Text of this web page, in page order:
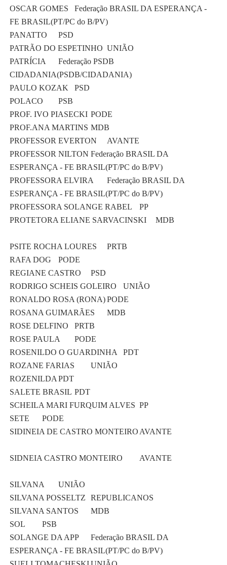
OSCAR GOMES
Federação BRASIL DA ESPERANÇA -
FE BRASIL(PT/PC do B/PV)
PANATTO
PSD
PATRÃO DO ESPETINHO UNIÃO
PATRÍCIA
Federação PSDB
CIDADANIA(PSDB/CIDADANIA)
PAULO KOZAK
PSD
POLACO
PSB
PROF. IVO PIASECKI PODE
PROF.ANA MARTINS MDB
PROFESSOR EVERTON
AVANTE
PROFESSOR NILTON Federação BRASIL DA
ESPERANÇA - FE BRASIL(PT/PC do B/PV)
PROFESSORA ELVIRA
Federação BRASIL DA
ESPERANÇA - FE BRASIL(PT/PC do B/PV)
PROFESSORA SOLANGE RABEL
PP
PROTETORA ELIANE SARVACINSKI
MDB
PSITE ROCHA LOURES
PRTB
RAFA DOG
PODE
REGIANE CASTRO
PSD
RODRIGO SCHEIS GOLEIRO
UNIÃO
RONALDO ROSA (RONA)PODE
ROSANA GUIMARÃES
MDB
ROSE DELFINO
PRTB
ROSE PAULA
PODE
ROSENILDO O GUARDINHA
PDT
ROZANE FARIAS
UNIÃO
ROZENILDA PDT
SALETE BRASIL PDT
SCHEILA MARI FURQUIM ALVES PP
SETE
PODE
SIDINEIA DE CASTRO MONTEIRO AVANTE
SIDNEIA CASTRO MONTEIRO AVANTE
SILVANA
UNIÃO
SILVANA POSSELTZ
REPUBLICANOS
SILVANA SANTOS
MDB
SOL
PSB
SOLANGE DA APP
Federação BRASIL DA
ESPERANÇA - FE BRASIL(PT/PC do B/PV)